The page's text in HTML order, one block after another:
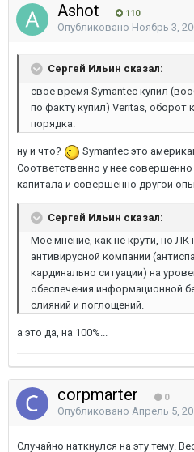
Ashot 110
Опубликовано Ноябрь 3,
Сергей Ильин сказал:
свое время Symantec купил
по факту купил) Veritas, оборот
порядка.
ну и что?
Symantec это
Соответственно у нее
капитала и совершенно другой
Сергей Ильин сказал:
Мое мнение, как не крути, но ЛК
антивирусной компании
кардинально ситуации) на
обеспечения информационной
слияний и поглощений.
а это да, на 100%...
corpmarter 0
Опубликовано Апрель 5,
Случайно наткнулся на эту тему.